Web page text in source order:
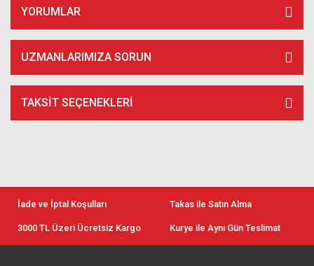
YORUMLAR
UZMANLARIMIZA SORUN
TAKSIT SEÇENEKLERI
İade ve İptal Koşulları Takas ile Satın Alma
3000 TL Üzeri Ücretsiz Kargo Kurye ile Aynı Gün Teslimat